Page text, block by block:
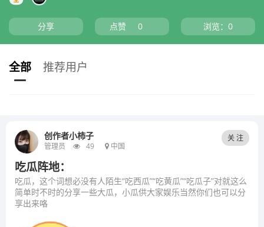
分享 点赞 0 浏览： 0
全部 推荐用户
创作者小柿子
管理员 49 中国
关 注
吃瓜阵地：
吃瓜，这个词想必没有人陌生“吃西瓜”“吃黄瓜”“吃瓜子”对就这么
简单时不时的分享一些大瓜，小瓜供大家娱乐当然你们也可以分
享出来咯